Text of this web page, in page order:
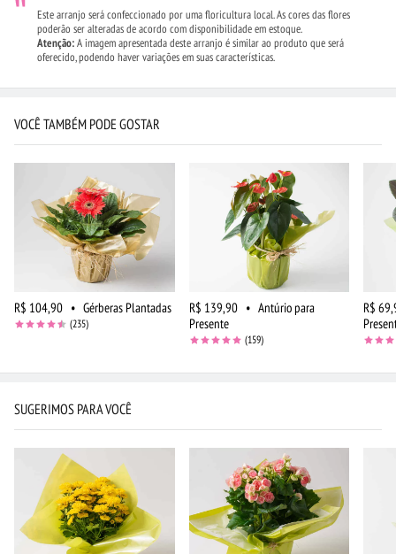
Este arranjo será confeccionado por uma floricultura local. As cores das flores
poderão ser alteradas de acordo com disponibilidade em estoque.
Atenção:A imagem apresentada deste arranjo é similar ao produto que será
oferecido, podendo haver variações em suas características.
VOCÊ TAMBÉM PODE GOSTAR
R$ 104,90 • Gérberas Plantadas
(235)
R$ 139,90 • Antúrio para
Presente
(159)
R$
SUGERIMOS PARA VOCÊ